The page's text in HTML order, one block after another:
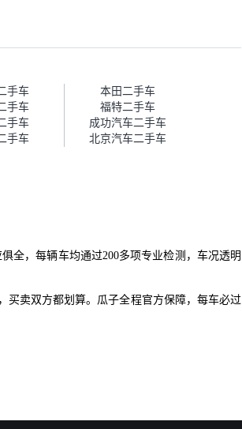
帮我谈价。自营车我讲过价，最
后是通过花一块钱买优惠券的方
式，便宜了800块钱成交。”
手车
本田二手车
手车
福特二手车
手车
成功汽车二手车
手车 北京汽车二手车
全，每辆车均通过200多项专业检测，车况透明
买卖双方都划算。瓜子全程官方保障，每车必过